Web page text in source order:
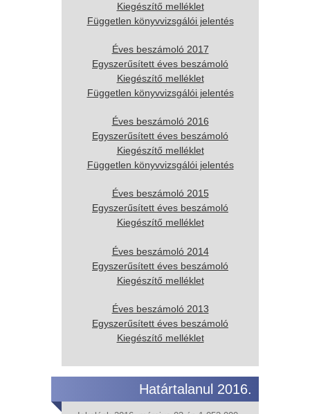
Kiegészítő melléklet
Független könyvvizsgálói jelentés
Éves beszámoló 2017
Egyszerűsített éves beszámoló
Kiegészítő melléklet
Független könyvvizsgálói jelentés
Éves beszámoló 2016
Egyszerűsített éves beszámoló
Kiegészítő melléklet
Független könyvvizsgálói jelentés
Éves beszámoló 2015
Egyszerűsített éves beszámoló
Kiegészítő melléklet
Éves beszámoló 2014
Egyszerűsített éves beszámoló
Kiegészítő melléklet
Éves beszámoló 2013
Egyszerűsített éves beszámoló
Kiegészítő melléklet
Határtalanul 2016.